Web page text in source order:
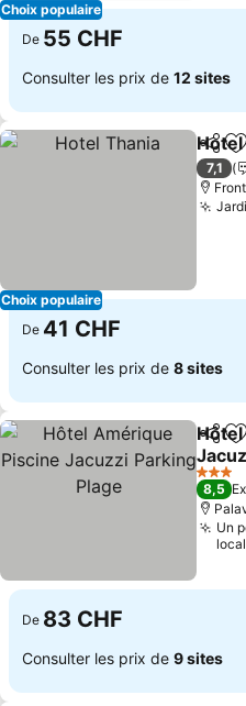
Choix populaire
De 55 CHF
Consulter les prix de 12 sites
Choix populaire
7,1
De 41 CHF
Consulter les prix de 8 sites
3 Étoiles
8,5
Un
De 83 CHF
Consulter les prix de 9 sites